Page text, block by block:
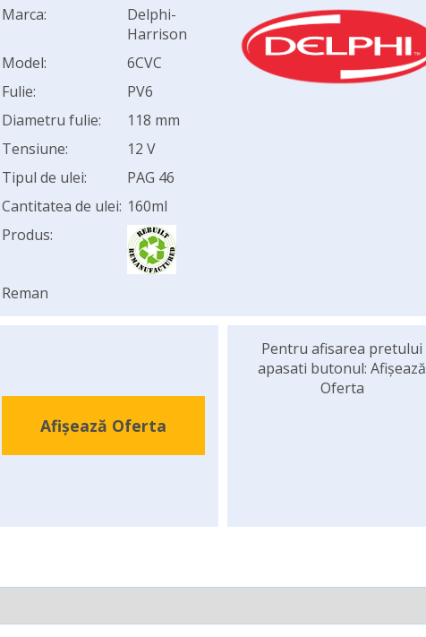
Marca:
Delphi-
Harrison
Model:
6CVC
Fulie:
PV6
Diametru fulie:
118 mm
Tensiune:
12 V
Tipul de ulei:
PAG 46
Cantitatea de ulei: 160ml
Produs:
Reman
Afișează Oferta
Pentru afisarea pretului
apasati butonul: Afișează
Oferta